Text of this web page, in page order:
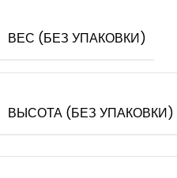
ВЕС (БЕЗ УПАКОВКИ)
ВЫСОТА (БЕЗ УПАКОВКИ)